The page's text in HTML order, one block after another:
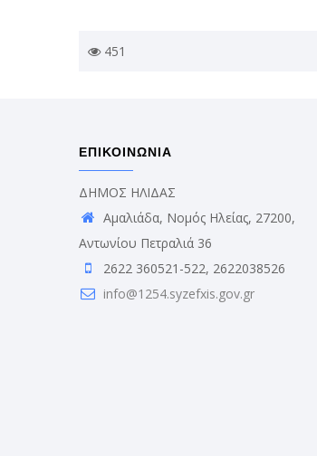
451
ΕΠΙΚΟΙΝΩΝΙΑ
ΔΗΜΟΣ ΗΛΙΔΑΣ
Αμαλιάδα, Νομός Ηλείας, 27200,
Αντωνίου Πετραλιά 36
2622 360521-522, 2622038526
info@1254.syzefxis.gov.gr